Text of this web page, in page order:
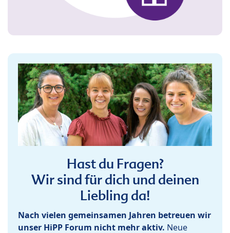
Hast du Fragen?
Wir sind für dich und deinen
Liebling da!
Nach vielen gemeinsamen Jahren betreuen wir
unser HiPP Forum nicht mehr aktiv. Neue